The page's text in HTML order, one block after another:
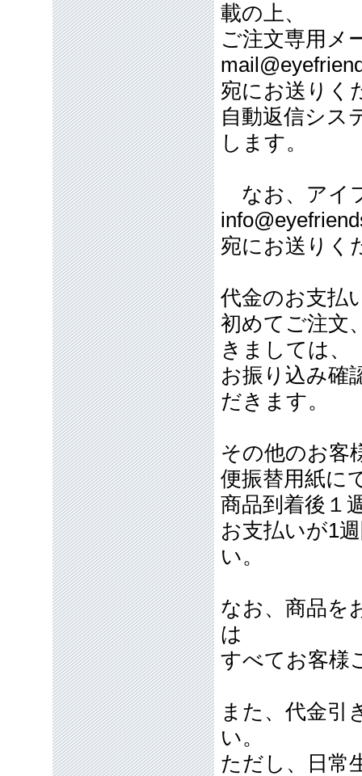
載の上、
ご注文専用
宛にお送りく
自動返信シス
します。
なお、アイ
宛にお送りく
代金のお支払
初めてご注文
きましては、
お振り込み確
だきます。
その他のお客
便振替用紙に
商品到着後１
お支払いが1
い。
なお、商品を
は
すべてお客様
また、代金引
い。
ただし、日常